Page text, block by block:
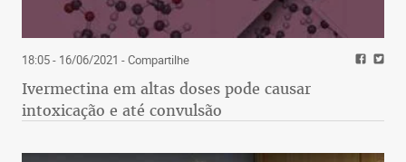
18:05 - 16/06/2021 - Compartilhe
Ivermectina em altas doses pode causar
intoxicação e até convulsão